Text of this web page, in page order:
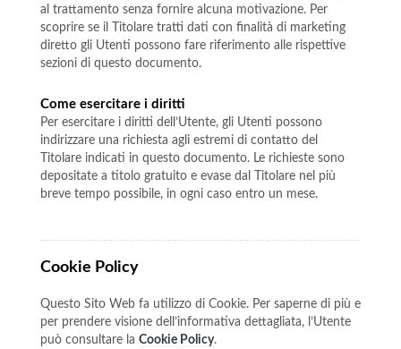
al trattamento senza fornire alcuna motivazione. Per
scoprire se il Titolare tratti dati con finalità di marketing
diretto gli Utenti possono fare riferimento alle rispettive
sezioni di questo documento.
Come esercitare i diritti
Per esercitare i diritti dell’Utente, gli Utenti possono
indirizzare una richiesta agli estremi di contatto del
Titolare indicati in questo documento. Le richieste sono
depositate a titolo gratuito e evase dal Titolare nel più
breve tempo possibile, in ogni caso entro un mese.
Cookie Policy
Questo Sito Web fa utilizzo di Cookie. Per saperne di più e
per prendere visione dell’informativa dettagliata, l’Utente
può consultare la Cookie Policy.